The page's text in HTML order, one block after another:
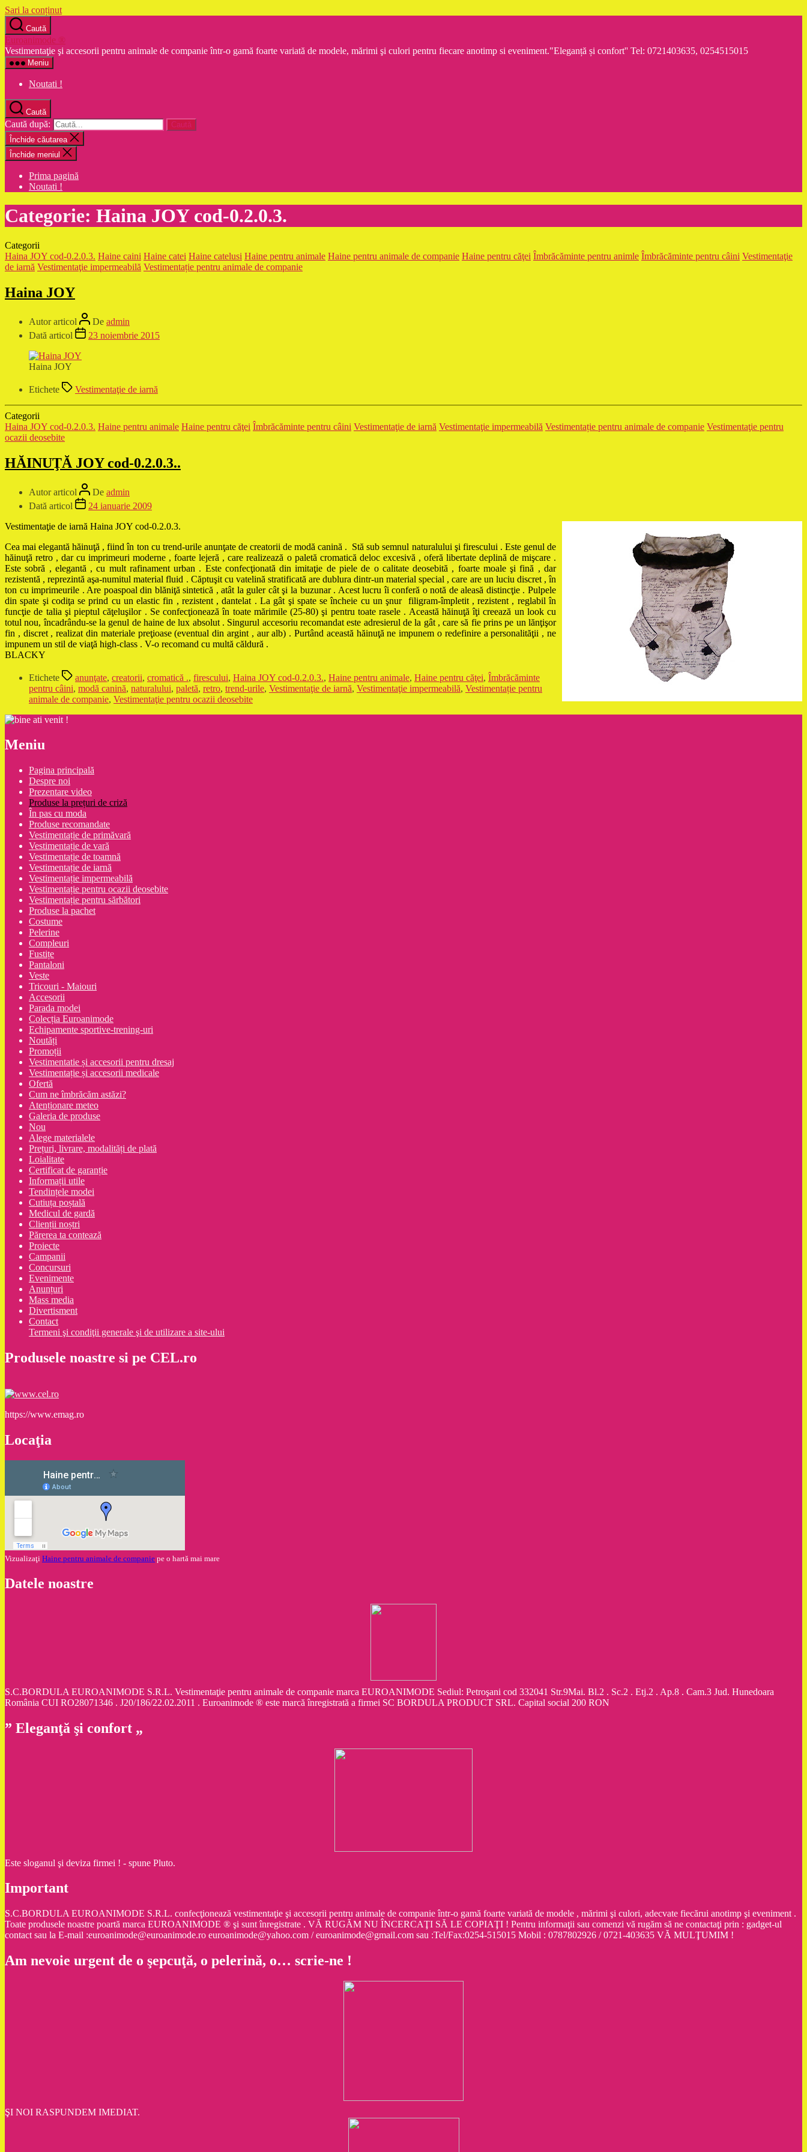
Sari la conținut
Caută
Euroanimode ®
Vestimentaţie şi accesorii pentru animale de companie într-o gamă foarte variată de modele, mărimi şi culori pentru fiecare anotimp si eveniment."Eleganță și confort'' Tel: 0721403635, 0254515015
Meniu
Noutati !
Caută
Caută după:
Închide căutarea
Închide meniul
Prima pagină
Noutati !
Categorie: Haina JOY cod-0.2.0.3.
Categorii
Haina JOY cod-0.2.0.3. Haine caini Haine catei Haine catelusi Haine pentru animale Haine pentru animale de companie Haine pentru căţei Îmbrăcăminte pentru animle Îmbrăcăminte pentru câini Vestimentaţie
de iarnă Vestimentaţie impermeabilă Vestimentație pentru animale de companie
Haina JOY
Autor articol De admin
Dată articol
23 noiembrie 2015
Haina JOY
Etichete Vestimentaţie de iarnă
Categorii
Haina JOY cod-0.2.0.3. Haine pentru animale Haine pentru căţei Îmbrăcăminte pentru câini Vestimentaţie de iarnă Vestimentaţie impermeabilă Vestimentație pentru animale de companie Vestimentaţie pentru
ocazii deosebite
HĂINUŢĂ JOY cod-0.2.0.3..
Autor articol De admin
Dată articol
24 ianuarie 2009
Vestimentaţie de iarnă Haina JOY cod-0.2.0.3.
Cea mai elegantă hăinuţă , fiind în ton cu trend-urile anunţate de creatorii de modă canină . Stă sub semnul naturalului şi firescului . Este genul de
hăinuţă retro , dar cu imprimeuri moderne , foarte lejeră , care realizează o paletă cromatică deloc excesivă , oferă libertate deplină de mişcare .
Este sobră , elegantă , cu mult rafinament urban . Este confecţionată din imitaţie de piele de o calitate deosebită , foarte moale şi fină , dar
rezistentă , reprezintă aşa-numitul material fluid . Căptuşit cu vatelină stratificată are dublura dintr-un material special , care are un luciu discret , în
ton cu imprimeurile . Are poaspoal din blăniţă sintetică , atât la guler cât şi la buzunar . Acest lucru îi conferă o notă de aleasă distincţie . Pulpele
din spate şi codiţa se prind cu un elastic fin , rezistent , dantelat . La gât şi spate se încheie cu un şnur filigram-împletit , rezistent , reglabil în
funcţie de talia şi pieptul căţeluşilor . Se confecţionează în toate mărimile (25-80) şi pentru toate rasele . Această hăinuţă îţi creează un look cu
totul nou, încadrându-se la genul de haine de lux absolut . Singurul accesoriu recomandat este adresierul de la gât , care să fie prins pe un lănţişor
fin , discret , realizat din materiale preţioase (eventual din argint , aur alb) . Purtând această hăinuţă ne impunem o redefinire a personalităţii , ne
impunem un stil de viaţă high-class . V-o recomand cu multă căldură .
BLACKY
Etichete anunţate, creatorii, cromatică ., firescului, Haina JOY cod-0.2.0.3., Haine pentru animale, Haine pentru căţei, Îmbrăcăminte
pentru câini, modă canină, naturalului, paletă, retro, trend-urile, Vestimentaţie de iarnă, Vestimentaţie impermeabilă, Vestimentație pentru
animale de companie, Vestimentaţie pentru ocazii deosebite
Meniu
Pagina principală
Despre noi
Prezentare video
Produse la prețuri de criză
În pas cu moda
Produse recomandate
Vestimentație de primăvară
Vestimentație de vară
Vestimentație de toamnă
Vestimentație de iarnă
Vestimentație impermeabilă
Vestimentație pentru ocazii deosebite
Vestimentație pentru sărbători
Produse la pachet
Costume
Pelerine
Compleuri
Fustițe
Pantaloni
Veste
Tricouri - Maiouri
Accesorii
Parada modei
Colecția Euroanimode
Echipamente sportive-trening-uri
Noutăți
Promoții
Vestimentatie și accesorii pentru dresaj
Vestimentație și accesorii medicale
Ofertă
Cum ne îmbrăcăm astăzi?
Atenționare meteo
Galeria de produse
Nou
Alege materialele
Prețuri, livrare, modalități de plată
Loialitate
Certificat de garanție
Informații utile
Tendințele modei
Cutiuța poștală
Medicul de gardă
Clienții noștri
Părerea ta contează
Proiecte
Campanii
Concursuri
Evenimente
Anunțuri
Mass media
Divertisment
Contact
Termeni şi condiţii generale şi de utilizare a site-ului
Produsele noastre si pe CEL.ro
https://www.emag.ro
Locaţia
Vizualizaţi Haine pentru animale de companie pe o hartă mai mare
Datele noastre
S.C.BORDULA EUROANIMODE S.R.L. Vestimentaţie pentru animale de companie marca EUROANIMODE Sediul: Petroşani cod 332041 Str.9Mai. Bl.2 . Sc.2 . Etj.2 . Ap.8 . Cam.3 Jud. Hunedoara
România CUI RO28071346 . J20/186/22.02.2011 . Euroanimode ® este marcă înregistrată a firmei SC BORDULA PRODUCT SRL. Capital social 200 RON
” Eleganţă şi confort „
Este sloganul şi deviza firmei ! - spune Pluto.
Important
S.C.BORDULA EUROANIMODE S.R.L. confecţionează vestimentaţie şi accesorii pentru animale de companie într-o gamă foarte variată de modele , mărimi şi culori, adecvate fiecărui anotimp şi eveniment .
Toate produsele noastre poartă marca EUROANIMODE ® şi sunt înregistrate . VĂ RUGĂM NU ÎNCERCAŢI SĂ LE COPIAŢI ! Pentru informaţii sau comenzi vă rugăm să ne contactaţi prin : gadget-ul
contact sau la E-mail :euroanimode@euroanimode.ro euroanimode@yahoo.com / euroanimode@gmail.com sau :Tel/Fax:0254-515015 Mobil : 0787802926 / 0721-403635 VĂ MULŢUMIM !
Am nevoie urgent de o şepcuţă, o pelerină, o… scrie-ne !
ŞI NOI RASPUNDEM IMEDIAT.